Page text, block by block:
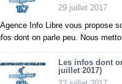
29 juillet 2017
Info Libre vous propose
dont on parle peu. Nous
Les infos dont
juillet 2017)